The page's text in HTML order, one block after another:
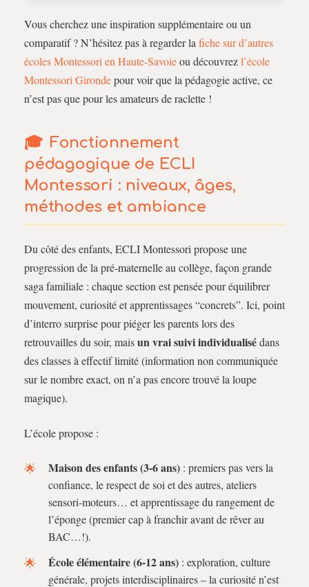
Vous cherchez une inspiration supplémentaire ou un
comparatif ? N’hésitez pas à regarder la fiche sur d’autres
écoles Montessori en Haute-Savoieou découvrezl’école
Montessori Girondepour voir que la pédagogie active, ce
n’est pas que pour les amateurs de raclette !
Fonctionnement
pédagogique de ECLI
Montessori : niveaux, âges,
méthodes et ambiance
Du côté des enfants, ECLI Montessori propose une
progression de la pré-maternelle au collège, façon grande
saga familiale : chaque section est pensée pour équilibrer
mouvement, curiosité et apprentissages “concrets”. Ici, point
d’interro surprise pour piéger les parents lors des
retrouvailles du soir, maisun vrai suivi individualisédans
des classes à effectif limité (information non communiquée
sur le nombre exact, on n’a pas encore trouvé la loupe
magique).
L’école propose :
Maison des enfants (3-6 ans) : premiers pas vers la
confiance, le respect de soi et des autres, ateliers
sensori-moteurs… et apprentissage du rangement de
l’éponge (premier cap à franchir avant de rêver au
BAC…!).
École élémentaire (6-12 ans) : exploration, culture
générale, projets interdisciplinaires – la curiosité n’est